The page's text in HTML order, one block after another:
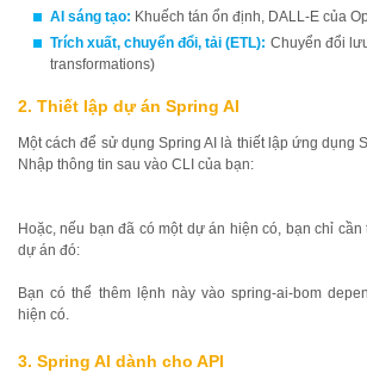
AI sáng tạo: Khuếch tán ổn định, DALL-E của
Trích xuất, chuyển đổi, tải (ETL): Chuyển đổi
transformations)
2. Thiết lập dự án Spring AI
Một cách để sử dụng Spring AI là thiết lập ứng dụng
Nhập thông tin sau vào CLI của bạn:
Hoặc, nếu bạn đã có một dự án hiện có, bạn chỉ
dự án đó:
Bạn có thể thêm lệnh này vào spring-ai-bom
hiện có.
3. Spring AI dành cho API